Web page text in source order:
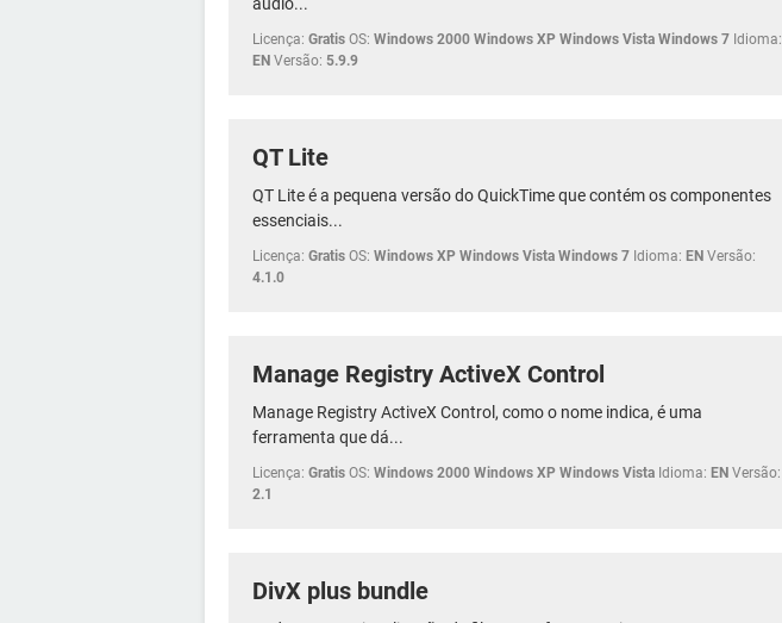
Licença: Gratis OS: Windows 2000 Windows XP Windows Vista Windows 7 Idioma:
EN Versão: 5.9.9
QT Lite
QT Lite é a pequena versão do QuickTime que contém os componentes
essenciais...
Licença: Gratis OS: Windows XP Windows Vista Windows 7 Idioma: EN Versão:
4.1.0
Manage Registry ActiveX Control
Manage Registry ActiveX Control, como o nome indica, é uma
ferramenta que dá...
Licença: Gratis OS: Windows 2000 Windows XP Windows Vista Idioma: EN Versão:
2.1
DivX plus bundle